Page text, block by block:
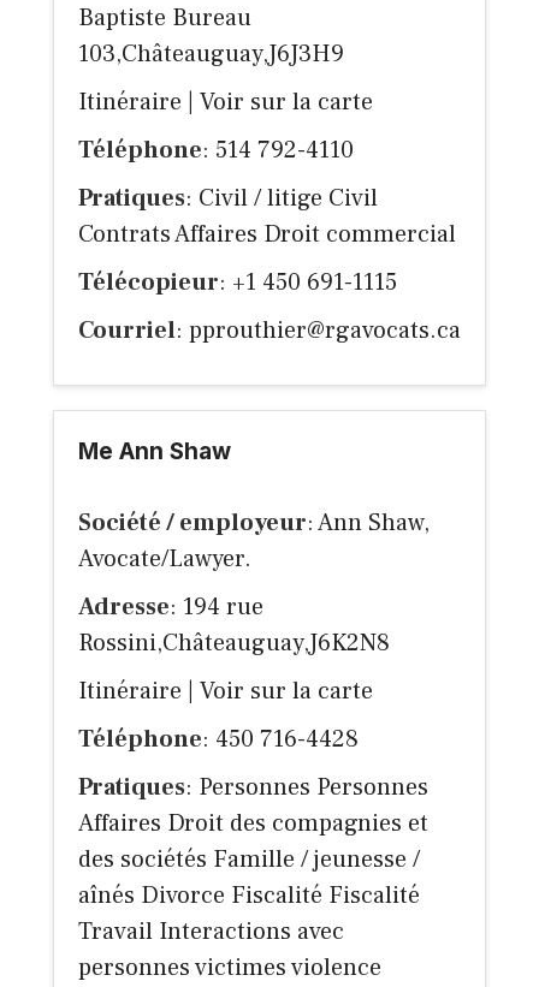
Baptiste Bureau
103,Châteauguay,J6J3H9
Itinéraire
Voir sur la carte
Téléphone: 514 792-4110
Pratiques: Civil / litige Civil
Contrats Affaires Droit commercial
Télécopieur: +1 450 691-1115
Courriel: pprouthier@rgavocats.ca
Me Ann Shaw
Société / employeur: Ann Shaw,
Avocate/Lawyer.
Adresse: 194 rue
Rossini,Châteauguay,J6K2N8
Itinéraire
Voir sur la carte
Téléphone: 450 716-4428
Pratiques: Personnes Personnes
Affaires Droit des compagnies et
des sociétés Famille / jeunesse /
aînés Divorce Fiscalité Fiscalité
Travail Interactions avec
personnes victimes violence